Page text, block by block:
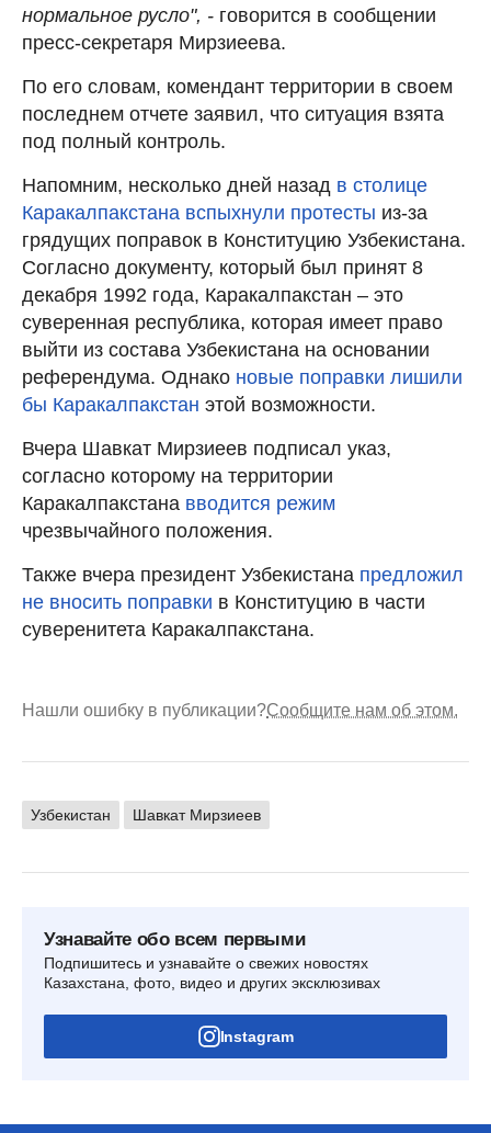
нормальное русло", - говорится в сообщении
пресс-секретаря Мирзиеева.
По его словам, комендант территории в своем
последнем отчете заявил, что ситуация взята
под полный контроль.
Напомним, несколько дней назад в столице
Каракалпакстана вспыхнули протесты из-за
грядущих поправок в Конституцию Узбекистана.
Согласно документу, который был принят 8
декабря 1992 года, Каракалпакстан – это
суверенная республика, которая имеет право
выйти из состава Узбекистана на основании
референдума. Однако новые поправки лишили
бы Каракалпакстан этой возможности.
Вчера Шавкат Мирзиеев подписал указ,
согласно которому на территории
Каракалпакстана вводится режим
чрезвычайного положения.
Также вчера президент Узбекистана предложил
не вносить поправки в Конституцию в части
суверенитета Каракалпакстана.
Нашли ошибку в публикации?Сообщите нам об этом.
Узбекистан Шавкат Мирзиеев
Узнавайте обо всем первыми
Подпишитесь и узнавайте о свежих новостях
Казахстана, фото, видео и других эксклюзивах
Instagram